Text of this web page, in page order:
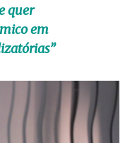
quer
em